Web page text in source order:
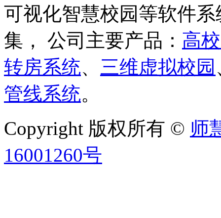
可视化智慧校园等软件
集， 公司主要产品： 高
转房系统、 三维虚拟校园
管线系统。
Copyright 版权所有 © 师
16001260号